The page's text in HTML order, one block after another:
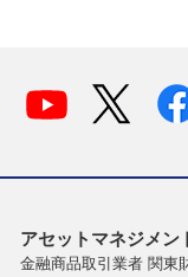
アセットマネジメン
金融商品取引業者 関東